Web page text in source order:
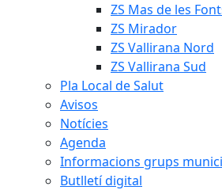
ZS Mas de les
ZS Mirador
ZS Vallirana Nord
ZS Vallirana Sud
Pla Local de Salut
Avisos
Notícies
Agenda
Informacions grups
Butlletí digital